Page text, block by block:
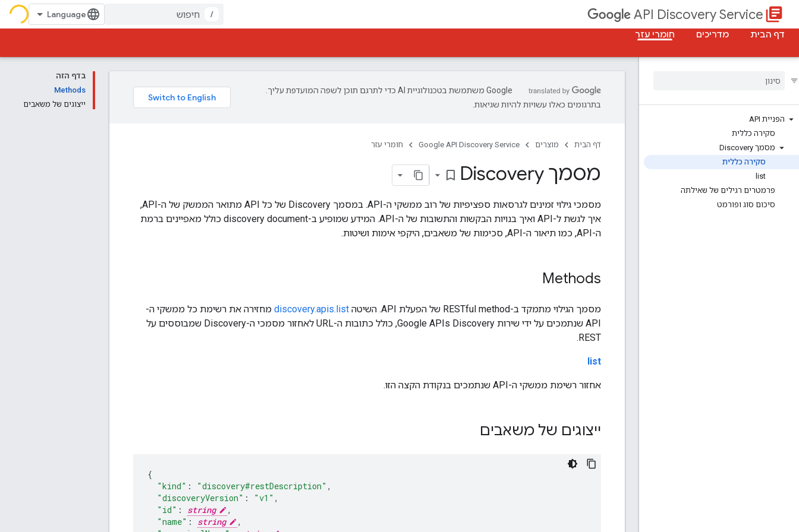
library_books
API Discovery Service
/
דף הבית
מדריכים חומרי עזר
הפניית API
סקירה כללית
מסמך Discovery
סקירה כללית
list
פרמטרים רגילים של שאילתה
סיכום סוג ופורמט
בדף הזה
Methods
ייצוגים של משאבים
‫Google משתמשת בטכנולוגיית AI כדי לתרגם תוכן לשפה המועדפת עליך.
בתרגומים כאלו עשויות להיות שגיאות.
דף הבית מוצרים Google API Discovery Service חומרי עזר
מסמך Discovery bookmark_border
מסמכי גילוי זמינים לגרסאות ספציפיות של רוב ממשקי ה-API. במסמך Discovery של כל API מתואר הממשק של ה-API,
איך לגשת ל-API ואיך בנויות הבקשות והתשובות של ה-API. המידע שמופיע ב-discovery document כולל מאפיינים ברמת
ה-API, כמו תיאור ה-API, סכימות של משאבים, היקפי אימות ושיטות.
Methods
מסמך הגילוי מתמקד ב-RESTful method של הפעלת API. השיטה discovery.apis.list מחזירה את רשימת כל ממשקי ה-
API שנתמכים על ידי שירות Google APIs Discovery, כולל כתובות ה-URL לאחזור מסמכי ה-Discovery שמבוססים על
REST.
list
אחזור רשימת ממשקי ה-API שנתמכים בנקודת הקצה הזו.
ייצוגים של משאבים
"kind" : "discovery#restDescription" ,
"discoveryVersion" : "v1" ,
"id" : string
,
"name" : string
,